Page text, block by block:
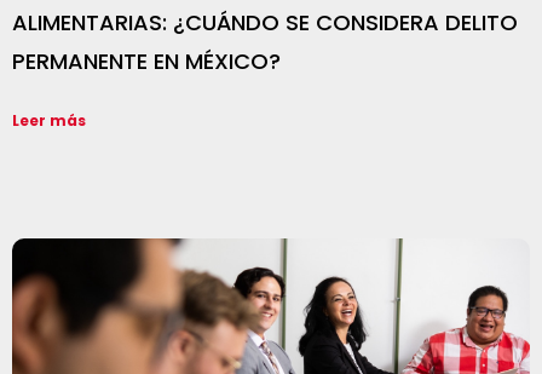
ALIMENTARIAS: ¿CUÁNDO SE CONSIDERA DELITO
PERMANENTE EN MÉXICO?
Leer más